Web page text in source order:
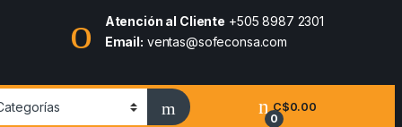
Atención al Cliente +505 8987 2301
Email: ventas@sofeconsa.com
0
C$0.00